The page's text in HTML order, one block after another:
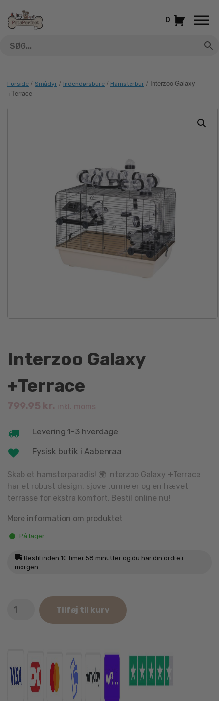
indhold
0
Forside / Smådyr / Indendørsbure / Hamsterbur / Interzoo Galaxy
+Terrace
Interzoo Galaxy
+Terrace
799.95 kr. inkl. moms
Levering 1-3 hverdage
Fysisk butik i Aabenraa
Skab et hamsterparadis! 🌍 Interzoo Galaxy +Terrace
har et robust design, sjove tunneler og en hævet
terrasse for ekstra komfort. Bestil online nu!
Mere information om produktet
På lager
Bestil inden 10 timer 58 minutter og du har din ordre i
morgen
Galaxy
Tilføj til kurv